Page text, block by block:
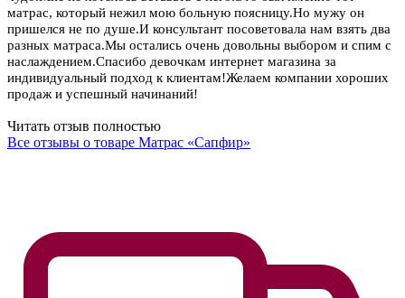
Читать отзыв полностью
Ольга
Москва
Купили матрас Сапфир, очень довольны покупкой, качества
на высоте,будем заказать еще.процветания вашей фирме.
Читать отзыв полностью
Наталья
разных матраса.Мы остались очень довольны выбором и спим с
наслаждением.Спасибо девочкам интернет магазина за
индивидуальный подход к клиентам!Желаем компании хороших